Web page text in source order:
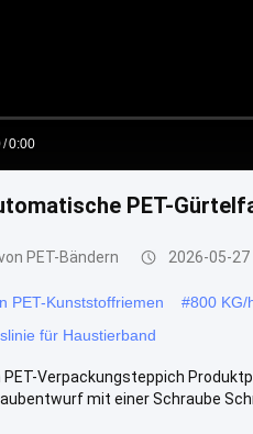
/0:00
PET-
PET-Bändern 2026-05-27
PET-Kunststoffriemen #800 KG/
für Haustierband
PET-Verpackungsteppich
mit einer Schraube